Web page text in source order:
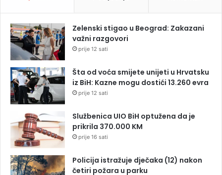
Zelenski stigao u Beograd: Zakazani
važni razgovori
prije 12 sati
Šta od voća smijete unijeti u Hrvatsku
iz BiH: Kazne mogu dostići 13.260 evra
prije 12 sati
Službenica UIO BiH optužena da je
prikrila 370.000 KM
prije 16 sati
Policija istražuje dječaka (12) nakon
četiri požara u parku